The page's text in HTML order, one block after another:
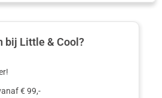
bij Little & Cool?
€ 99,-